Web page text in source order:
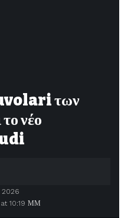
των
νέο
10:19 ΜΜ
2026